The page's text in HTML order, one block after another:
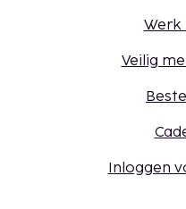
Werk
Veilig
Inloggen